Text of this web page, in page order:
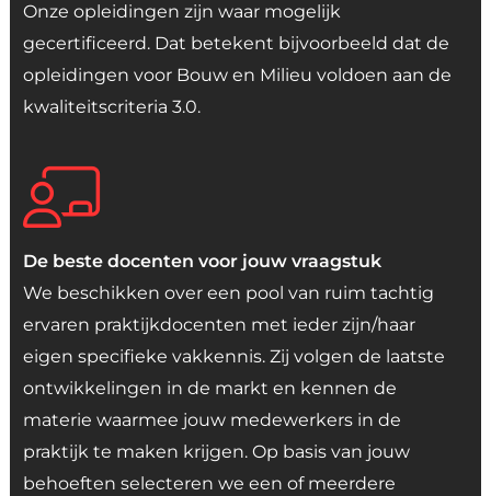
Onze opleidingen zijn waar mogelijk
gecertificeerd. Dat betekent bijvoorbeeld dat de
opleidingen voor Bouw en Milieu voldoen aan de
kwaliteitscriteria 3.0.
De beste docenten voor jouw vraagstuk
We beschikken over een pool van ruim tachtig
ervaren praktijkdocenten met ieder zijn/haar
eigen specifieke vakkennis. Zij volgen de laatste
ontwikkelingen in de markt en kennen de
materie waarmee jouw medewerkers in de
praktijk te maken krijgen. Op basis van jouw
behoeften selecteren we een of meerdere